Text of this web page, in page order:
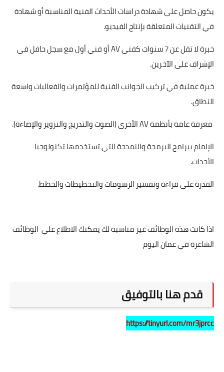
يكون حاصل على شهادة دراسات الأحداث الفنية المناسبة أو شهادة
في التقنيات المتعلقة بإنتاج الفيديو.
خبرة لا تقل عن 7 سنوات كفني
AVأو فني أول مع سجل حافل في
الإشراف على الآخرين.
خبرة عملية في تركيب الجوانب الفنية للمؤتمرات والفعاليات واسعة
النطاق.
معرفة عامة بأنظمةAVالأخرى (الصوت والتدريج والتزوير والإضاءة).
الإلمام ببرامج البرمجة والنمذجة التي تستخدمها تكنولوجيا
الأحداث.
القدرة على قراءة وتفسير الرسومات والتخطيطات والخطط.
اذا كانت هذه الوظائف غير مناسبه لك يمكنك الاطلاع علي الوظائف
الشاغرة في عمان اليوم
قدم هنا بالتوفيق
https://tinyurl.com/mr3jprcc